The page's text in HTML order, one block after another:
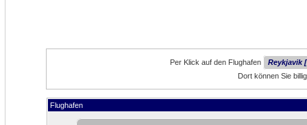
Per Klick auf den Flughafen
Reykjavik
Dort können Sie
Flughafen